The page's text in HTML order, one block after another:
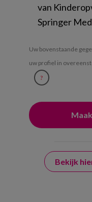
van
Springer
Uw bovenstaande
uw profiel in
?
Bekijk